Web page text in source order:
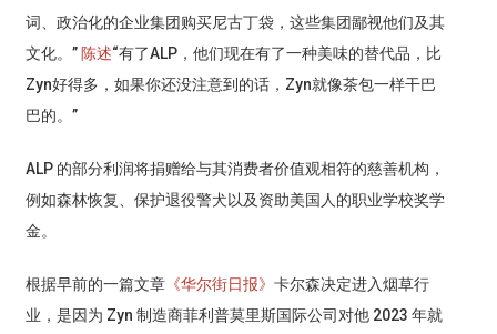
词、政治化的企业集团购买尼古丁袋，这些集团鄙视他们及其
文化。” 陈述“有了ALP，他们现在有了一种美味的替代品，比
Zyn好得多，如果你还没注意到的话，Zyn就像茶包一样干巴
巴的。”
ALP 的部分利润将捐赠给与其消费者价值观相符的慈善机构，
例如森林恢复、保护退役警犬以及资助美国人的职业学校奖学
金。
根据早前的一篇文章《华尔街日报》 卡尔森决定进入烟草行
业，是因为 Zyn 制造商菲利普莫里斯国际公司对他 2023 年就